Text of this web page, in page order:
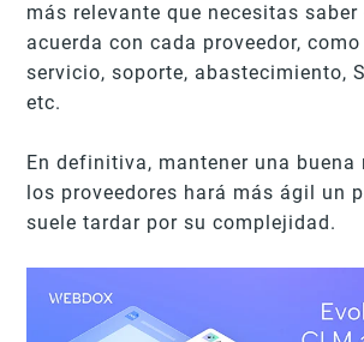
más relevante que necesitas saber
acuerda con cada proveedor,
servicio, soporte, abastecimiento,
etc.
En definitiva, mantener una buena
los proveedores hará más ágil un
suele tardar por su complejidad.